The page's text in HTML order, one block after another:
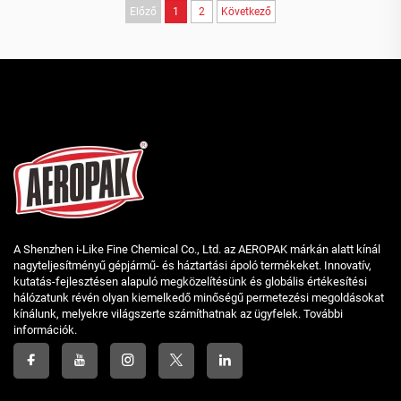
Előző 1 2 Következő
A Shenzhen i-Like Fine Chemical Co., Ltd. az AEROPAK márkán alatt kínál
nagyteljesítményű gépjármű- és háztartási ápoló termékeket. Innovatív,
kutatás-fejlesztésen alapuló megközelítésünk és globális értékesítési
hálózatunk révén olyan kiemelkedő minőségű permetezési megoldásokat
kínálunk, melyekre világszerte számíthatnak az ügyfelek. További
információk.